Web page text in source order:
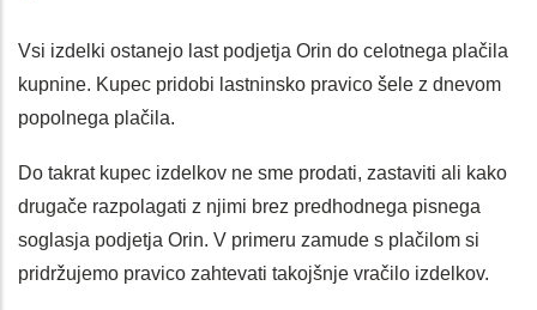
Vsi izdelki ostanejo last podjetja Orin do celotnega plačila
kupnine. Kupec pridobi lastninsko pravico šele z dnevom
popolnega plačila.
Do takrat kupec izdelkov ne sme prodati, zastaviti ali kako
drugače razpolagati z njimi brez predhodnega pisnega
soglasja podjetja Orin. V primeru zamude s plačilom si
pridržujemo pravico zahtevati takojšnje vračilo izdelkov.